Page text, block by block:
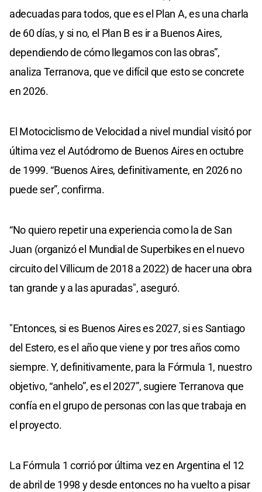
adecuadas para todos, que es el Plan A, es una charla
de 60 días, y si no, el Plan B es ir a Buenos Aires,
dependiendo de cómo llegamos con las obras”,
analiza Terranova, que ve difícil que esto se concrete
en 2026.
El Motociclismo de Velocidad a nivel mundial visitó por
última vez el Autódromo de Buenos Aires en octubre
de 1999. “Buenos Aires, definitivamente, en 2026 no
puede ser”, confirma.
“No quiero repetir una experiencia como la de San
Juan (organizó el Mundial de Superbikes en el nuevo
circuito del Villicum de 2018 a 2022) de hacer una obra
tan grande y a las apuradas", aseguró.
"Entonces, si es Buenos Aires es 2027, si es Santiago
del Estero, es el año que viene y por tres años como
siempre. Y, definitivamente, para la Fórmula 1, nuestro
objetivo, “anhelo”, es el 2027”, sugiere Terranova que
confía en el grupo de personas con las que trabaja en
el proyecto.
La Fórmula 1 corrió por última vez en Argentina el 12
de abril de 1998 y desde entonces no ha vuelto a pisar